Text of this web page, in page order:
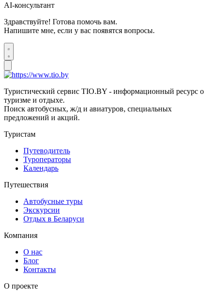
AI-консультант
Здравствуйте! Готова помочь вам.
Напишите мне, если у вас появятся вопросы.
Туристический сервис TIO.BY - информационный ресурс о
туризме и отдыхе.
Поиск автобусных, ж/д и авиатуров, специальных
предложений и акций.
Туристам
Путеводитель
Туроператоры
Календарь
Путешествия
Автобусные туры
Экскурсии
Отдых в Беларуси
Компания
О нас
Блог
Контакты
О проекте